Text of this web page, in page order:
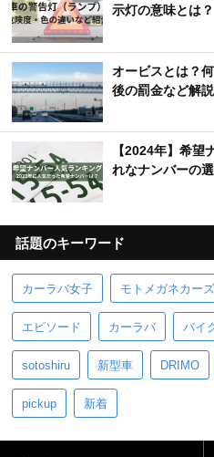
示灯の意味とは？
オービスとは？
後の罰金など解説
【2024年】希望
れなナンバーの
話題のキーワード
カーラバ女子 モトメガネカーズ
エピソード カーラバ バイ
sotoshiru 新型車 DRIMO
pickup 新着